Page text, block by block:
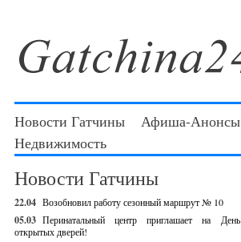
Новости Гатчины Афиша-Анонсы
Недвижимость
Новости Гатчины
22.04 Возобновил работу сезонный маршрут № 10
05.03 Перинатальный центр приглашает на День
открытых дверей!